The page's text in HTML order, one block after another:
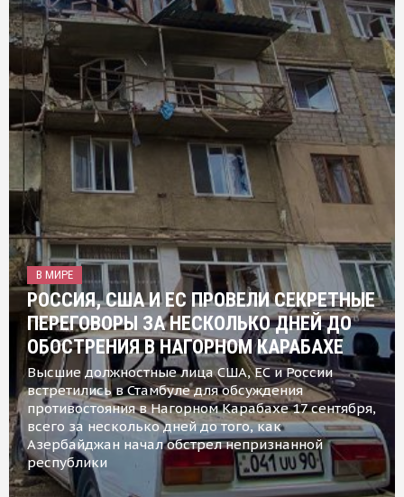
В МИРЕ
РОССИЯ, США И ЕС ПРОВЕЛИ СЕКРЕТНЫЕ
ПЕРЕГОВОРЫ ЗА НЕСКОЛЬКО ДНЕЙ ДО
ОБОСТРЕНИЯ В НАГОРНОМ КАРАБАХЕ
Высшие должностные лица США, ЕС и России
встретились в Стамбуле для обсуждения
противостояния в Нагорном Карабахе 17 сентября,
всего за несколько дней до того, как
Азербайджан начал обстрел непризнанной
республики